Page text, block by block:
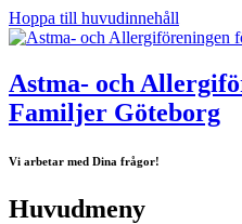
Hoppa till huvudinnehåll
Astma- och
Familjer Göteborg
Vi arbetar med Dina frågor!
Huvudmeny